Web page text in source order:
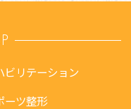
ビリテーション
ーツ整形